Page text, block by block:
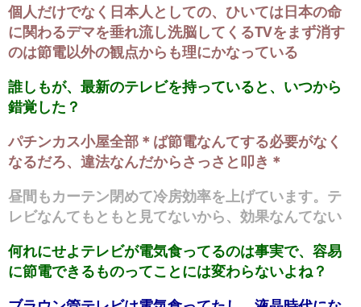
個人だけでなく日本人としての、ひいては日本の命
に関わるデマを垂れ流し洗脳してくるTVをまず消す
のは節電以外の観点からも理にかなっている
誰しもが、最新のテレビを持っていると、いつから
錯覚した？
パチンカス小屋全部＊ば節電なんてする必要がなく
なるだろ、違法なんだからさっさと叩き＊
昼間もカーテン閉めて冷房効率を上げています。テ
レビなんてもともと見てないから、効果なんてない
何れにせよテレビが電気食ってるのは事実で、容易
に節電できるものってことには変わらないよね？